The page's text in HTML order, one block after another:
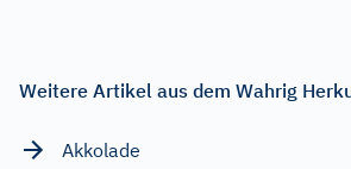
Weitere Artikel aus dem Wahrig
Akkolade